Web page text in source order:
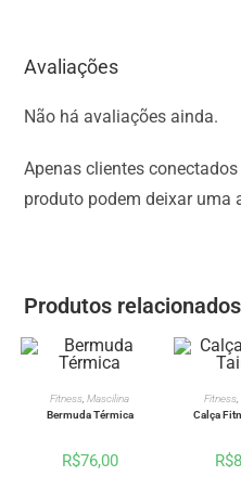
Avaliações
Não há avaliações ainda.
Apenas clientes
produto podem deixar uma
Produtos relacionados
VER OPÇÕES
Fitness ,Mascilina
Bermuda Térmica
R$76,00
VER
Fitness,
Calça
R$